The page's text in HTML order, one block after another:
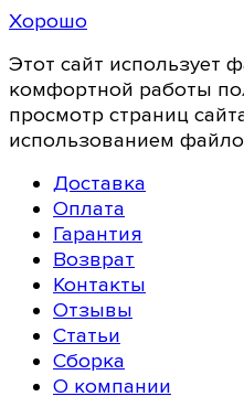
Хорошо
Этот сайт использует
комфортной работы
просмотр страниц
использованием
Доставка
Оплата
Гарантия
Возврат
Контакты
Отзывы
Статьи
Сборка
О компании